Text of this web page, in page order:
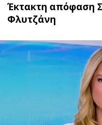
Έκτακτη απόφαση
Φλυτζάνη